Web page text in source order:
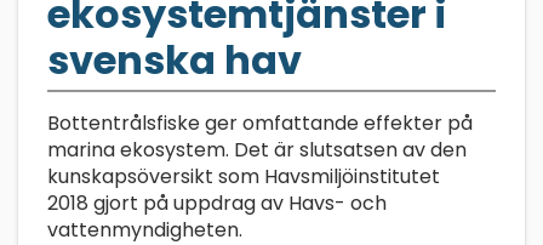
ekosystem­tjänster i
svenska hav
Bottentrålsfiske ger omfattande effekter på
marina ekosystem. Det är slutsatsen av den
kunskapsöversikt som Havsmiljöinstitutet
2018 gjort på uppdrag av Havs- och
vattenmyndigheten.